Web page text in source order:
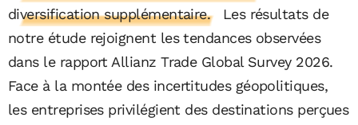
diversification supplémentaire.
Les résultats de
notre étude rejoignent les tendances observées
dans le rapport Allianz Trade Global Survey 2026.
Face à la montée des incertitudes géopolitiques,
les entreprises privilégient des destinations perçues